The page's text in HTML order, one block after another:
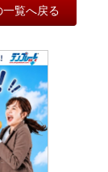
一覧へ戻る